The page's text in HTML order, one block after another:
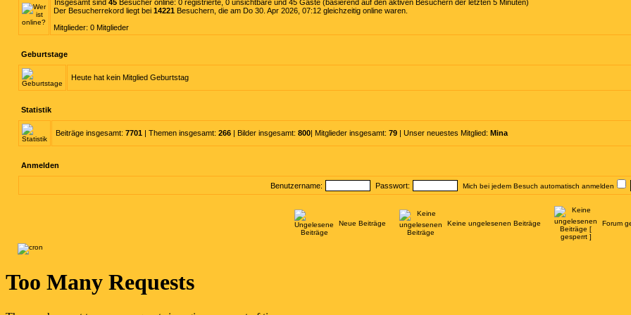
Insgesamt sind 45 Besucher online: 0 registrierte, 0 unsichtbare und 45 Gäste (basierend auf den aktiven Besuchern der letzten 5 Minuten)
Der Besucherrekord liegt bei 14221 Besuchern, die am Do 30. Apr 2026, 07:12 gleichzeitig online waren.
Mitglieder: 0 Mitglieder
Geburtstage
Heute hat kein Mitglied Geburtstag
Statistik
Beiträge insgesamt: 7701 | Themen insgesamt: 266 | Bilder insgesamt: 800| Mitglieder insgesamt: 79 | Unser neuestes Mitglied: Mina
Anmelden
Benutzername: Passwort: Mich bei jedem Besuch automatisch anmelden
Neue Beiträge Keine ungelesenen Beiträge Forum